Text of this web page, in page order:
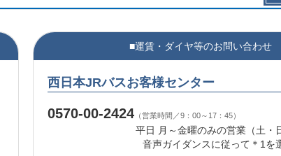
■運賃・ダイヤ等のお問い合わせ
西日本JRバスお客様センター
0570-00-2424（営業時間／9：00～17：45）
平日 月～金曜のみの営業（土・
音声ガイダンスに従って＊1を